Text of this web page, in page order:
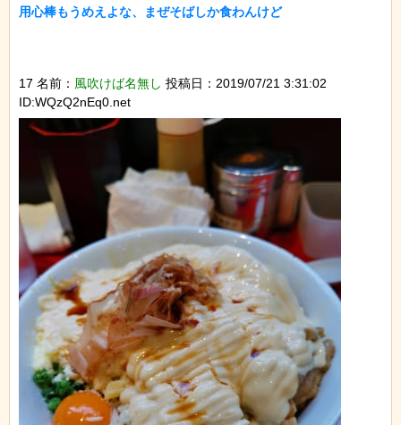
用心棒もうめえよな、まぜそばしか食わんけど
17 名前： 風吹けば名無し 投稿日：2019/07/21 3:31:02
ID:WQzQ2nEq0.net